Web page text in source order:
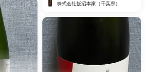
株式会社飯沼本家（千葉県）